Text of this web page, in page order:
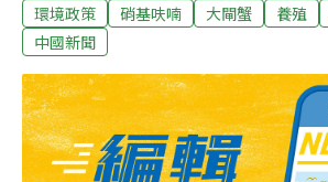
接受。業者並澄清，獲得當地官方認證
從小到大要經過3次體檢，身材大小、
進行的200個檢驗項目都輕鬆通過，竟
題。中國從官方到業者，都對陽澄湖大
對不可能有致癌物殘留，但他們同時強
檢到的是冒牌的陽澄湖蟹，那可就誰也
環境政策 硝基呋喃 大閘蟹 養殖
中國新聞